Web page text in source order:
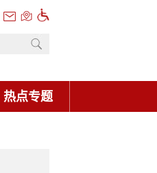
热点专题